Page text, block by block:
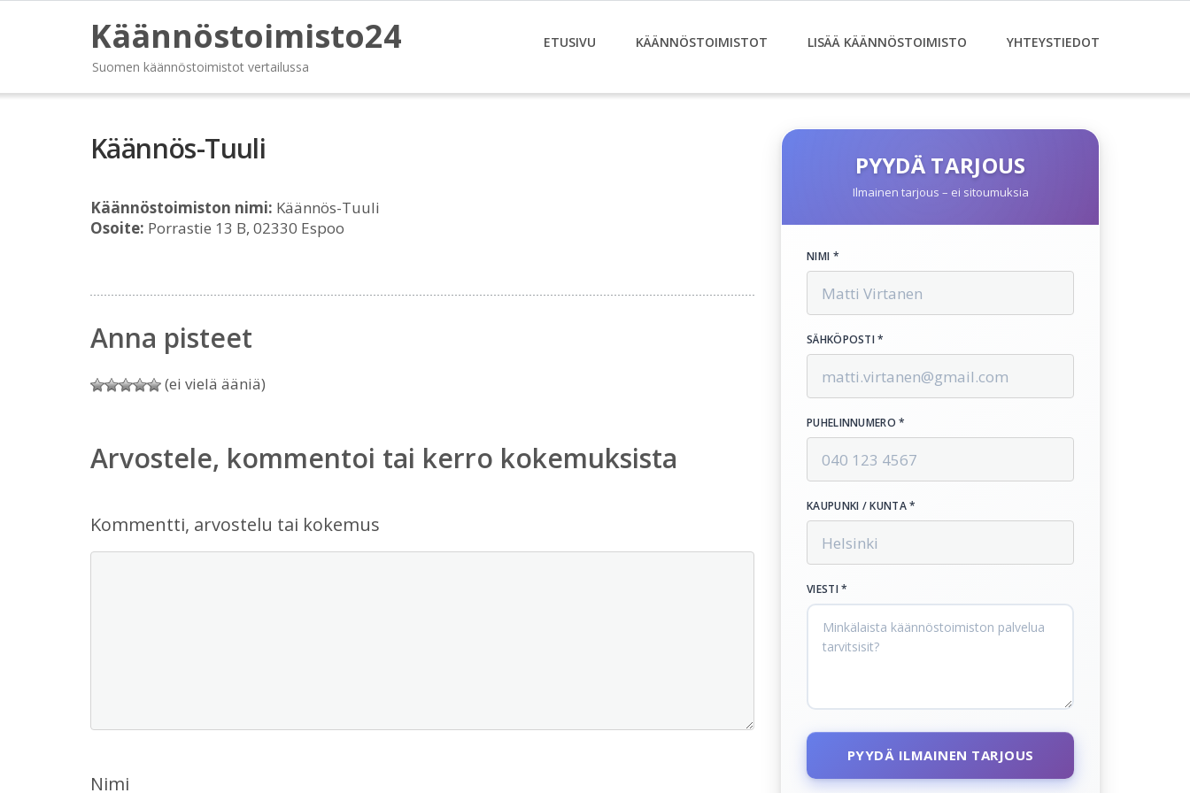
Käännöstoimisto24
Suomen käännöstoimistot vertailussa
ETUSIVU KÄÄNNÖSTOIMISTOT LISÄÄ KÄÄNNÖSTOIMISTO YHTEYSTIEDOT
Käännös-Tuuli
Käännöstoimiston nimi: Käännös-Tuuli
Osoite: Porrastie 13 B, 02330 Espoo
Anna pisteet
(ei vielä ääniä)
Arvostele, kommentoi tai kerro kokemuksista
Kommentti, arvostelu tai kokemus
Nimi
PYYDÄ TARJOUS
Ilmainen tarjous – ei sitoumuksia
NIMI *
SÄHKÖPOSTI *
PUHELINNUMERO *
KAUPUNKI / KUNTA *
VIESTI *
PYYDÄ ILMAINEN TARJOUS